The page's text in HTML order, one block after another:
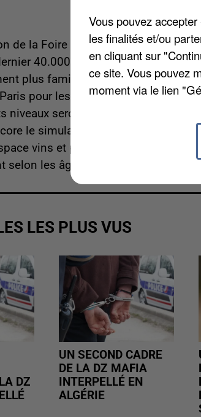
de la Foire d'Amiens débute
40.000 visiteurs s'étaient
plus familial et ont mis l'accent
pour les JO 2024. Pour
niveaux seront présents. Vous
le simulateur de course
vins et produits du terroir,
selon les âges et les jours mais ne
LES PLUS VUS
DZ
UN SECOND CADRE
DE LA DZ MAFIA
INTERPELLÉ EN
ALGÉRIE
Vous pouvez
les finalités et/ou
en cliquant sur
ce site. Vous pouvez
moment via le lien